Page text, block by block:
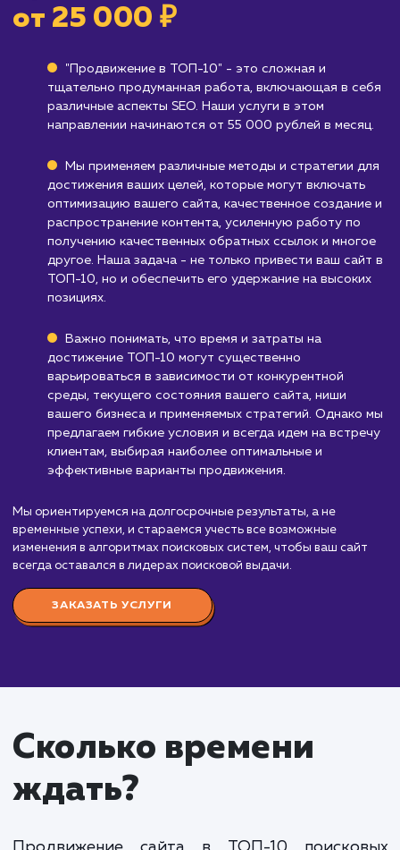
Новым сайтам без оптимизированного
поисковых систем, продвижение в ТОП-10
может потребовать больше времени и
ресурсов, чем ожидалось.
Брендам, которые не полагаются на
трафик: Если ваш бизнес не зависит от веб-
трафика или он ориентирован на офлайн-
продажи, то этот сервис может быть не так
полезен.
Узнать почему
Стоимость услуги
продвижения в ТОП 10
от 25 000 ₽
"Продвижение в ТОП-10" - это сложная и
тщательно продуманная работа, включающая в
различные аспекты SEO. Наши услуги в этом
Мы применяем различные методы и стратегии
распространение контента, усиленную работу по
получению качественных обратных ссылок и
другое. Наша задача - не только привести ваш